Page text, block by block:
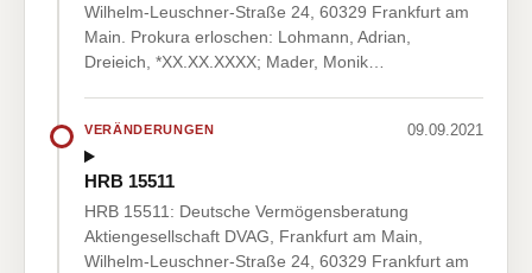
Wilhelm-Leuschner-Straße 24, 60329 Frankfurt am
Main. Prokura erloschen: Lohmann, Adrian,
Dreieich, *XX.XX.XXXX; Mader, Monik…
VERÄNDERUNGEN 09.09.2021
HRB 15511
HRB 15511: Deutsche Vermögensberatung
Aktiengesellschaft DVAG, Frankfurt am Main,
Wilhelm-Leuschner-Straße 24, 60329 Frankfurt am